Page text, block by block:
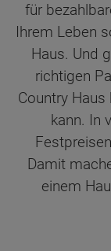
für
Ihrem Leben
Haus. Und
richtigen
Country
kann. In
Damit
einem